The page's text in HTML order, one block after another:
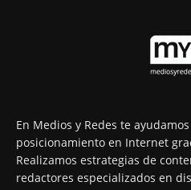
En Medios y Redes te
posicionamiento en Internet
Realizamos estrategias de
redactores especializados en